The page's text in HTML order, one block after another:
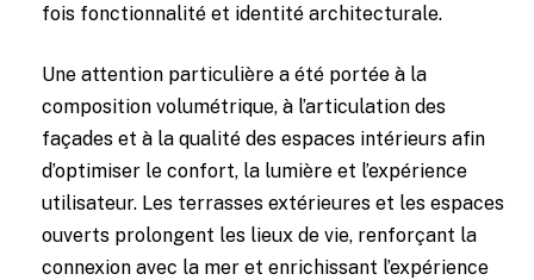
fois fonctionnalité et identité architecturale.
Une attention particulière a été portée à la
composition volumétrique, à l’articulation des
façades et à la qualité des espaces intérieurs afin
d’optimiser le confort, la lumière et l’expérience
utilisateur. Les terrasses extérieures et les espaces
ouverts prolongent les lieux de vie, renforçant la
connexion avec la mer et enrichissant l’expérience